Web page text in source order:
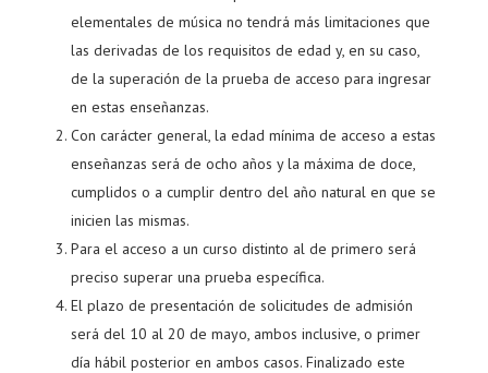
elementales de música no tendrá más limitaciones que
las derivadas de los requisitos de edad y, en su caso,
de la superación de la prueba de acceso para ingresar
en estas enseñanzas.
Con carácter general, la edad mínima de acceso a estas
enseñanzas será de ocho años y la máxima de doce,
cumplidos o a cumplir dentro del año natural en que se
inicien las mismas.
Para el acceso a un curso distinto al de primero será
preciso superar una prueba específica.
El plazo de presentación de solicitudes de admisión
será del 10 al 20 de mayo, ambos inclusive, o primer
día hábil posterior en ambos casos. Finalizado este